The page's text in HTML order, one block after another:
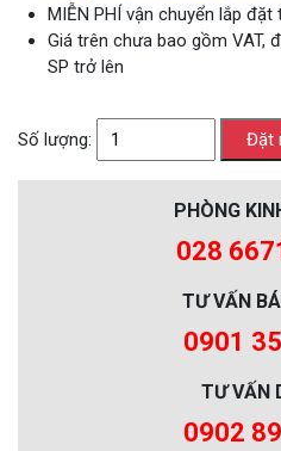
MIỄN PHÍ vận chuyển lắp
Giá trên chưa bao gồm VAT,
SP trở lên
Số lượng:
PHÒNG
028
TƯ VẤN
0901
TƯ VẤN
0902